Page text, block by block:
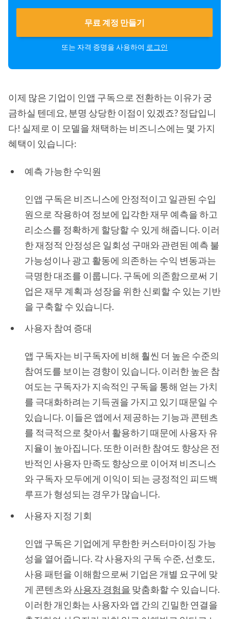
무료 계정 만들기
또는 자격 증명을 사용하여 로그인
이제 많은 기업이 인앱 구독으로 전환하는 이유가 궁
금하실 텐데요, 분명 상당한 이점이 있겠죠? 정답입니
다! 실제로 이 모델을 채택하는 비즈니스에는 몇 가지
혜택이 있습니다:
예측 가능한 수익원
인앱 구독은 비즈니스에 안정적이고 일관된 수입
원으로 작용하여 정보에 입각한 재무 예측을 하고
리소스를 정확하게 할당할 수 있게 해줍니다. 이러
한 재정적 안정성은 일회성 구매와 관련된 예측 불
가능성이나 광고 활동에 의존하는 수익 변동과는
극명한 대조를 이룹니다. 구독에 의존함으로써 기
업은 재무 계획과 성장을 위한 신뢰할 수 있는 기반
을 구축할 수 있습니다.
사용자 참여 증대
앱 구독자는 비구독자에 비해 훨씬 더 높은 수준의
참여도를 보이는 경향이 있습니다. 이러한 높은 참
여도는 구독자가 지속적인 구독을 통해 얻는 가치
를 극대화하려는 기득권을 가지고 있기 때문일 수
있습니다. 이들은 앱에서 제공하는 기능과 콘텐츠
를 적극적으로 찾아서 활용하기 때문에 사용자 유
지율이 높아집니다. 또한 이러한 참여도 향상은 전
반적인 사용자 만족도 향상으로 이어져 비즈니스
와 구독자 모두에게 이익이 되는 긍정적인 피드백
루프가 형성되는 경우가 많습니다.
사용자 지정 기회
인앱 구독은 기업에게 무한한 커스터마이징 가능
성을 열어줍니다. 각 사용자의 구독 수준, 선호도,
사용 패턴을 이해함으로써 기업은 개별 요구에 맞
게 콘텐츠와사용자 경험을 맞춤화할 수 있습니다.
이러한 개인화는 사용자와 앱 간의 긴밀한 연결을